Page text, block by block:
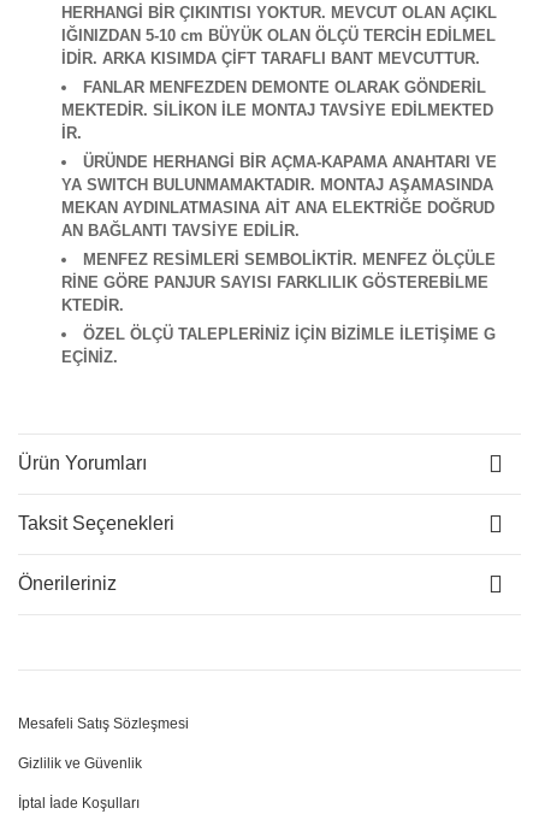
HERHANGİ BİR ÇIKINTISI YOKTUR. MEVCUT OLAN AÇIKL
IĞINIZDAN 5-10 cm BÜYÜK OLAN ÖLÇÜ TERCİH EDİLMEL
İDİR. ARKA KISIMDA ÇİFT TARAFLI BANT MEVCUTTUR.
FANLAR MENFEZDEN DEMONTE OLARAK GÖNDERİL
MEKTEDİR. SİLİKON İLE MONTAJ TAVSİYE EDİLMEKTED
İR.
ÜRÜNDE HERHANGİ BİR AÇMA-KAPAMA ANAHTARI VE
YA SWITCH BULUNMAMAKTADIR. MONTAJ AŞAMASINDA
MEKAN AYDINLATMASINA AİT ANA ELEKTRİĞE DOĞRUD
AN BAĞLANTI TAVSİYE EDİLİR.
M ENFEZ RESİMLERİ SEMBOLİKTİR. MENFEZ ÖLÇÜLE
RİNE GÖRE PANJUR SAYISI FARKLILIK GÖSTEREBİLME
KTEDİR.
ÖZEL ÖLÇÜ TALEPLERİNİZ İÇİN BİZİMLE İLETİŞİME G
EÇİNİZ.
Ürün Yorumları
Taksit Seçenekleri
Önerileriniz
Mesafeli Satış Sözleşmesi
Gizlilik ve Güvenlik
İptal İade Koşulları